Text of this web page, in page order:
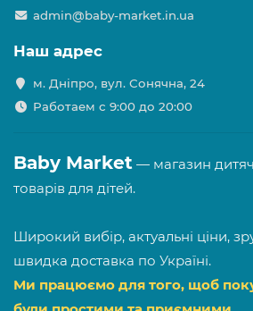
admin@baby-market.in.ua
Наш адрес
м. Дніпро, вул. Сонячна, 24
Работаем с 9:00 до 20:00
Baby Market — магазин
товарів для дітей.
Широкий вибір, актуальні ціни,
швидка доставка по Україні.
Ми працюємо для того, щоб